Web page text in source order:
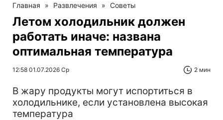
Главная » Развлечения » Советы
Летом холодильник должен
работать иначе: названа
оптимальная температура
12:58 01.07.2026 Ср 2 мин
В жару продукты могут испортиться в
холодильнике, если установлена высокая
температура